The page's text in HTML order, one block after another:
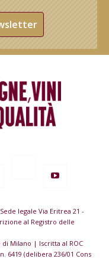
legale Via Eritrea 21 -
al Registro delle
di Milano | Iscritta al ROC
6419 (delibera 236/01 Cons